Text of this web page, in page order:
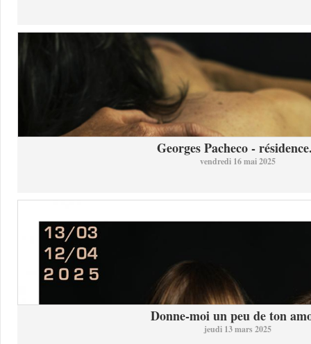
Georges Pacheco -
vendredi 16 mai 2025
Donne-moi un peu de ton
jeudi 13 mars 2025